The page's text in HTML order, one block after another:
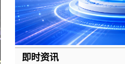
即时资讯